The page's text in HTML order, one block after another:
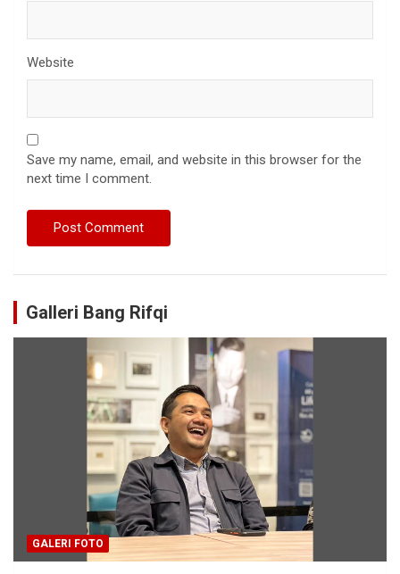
Website
Save my name, email, and website in this browser for the
next time I comment.
Galleri Bang Rifqi
GALERI FOTO